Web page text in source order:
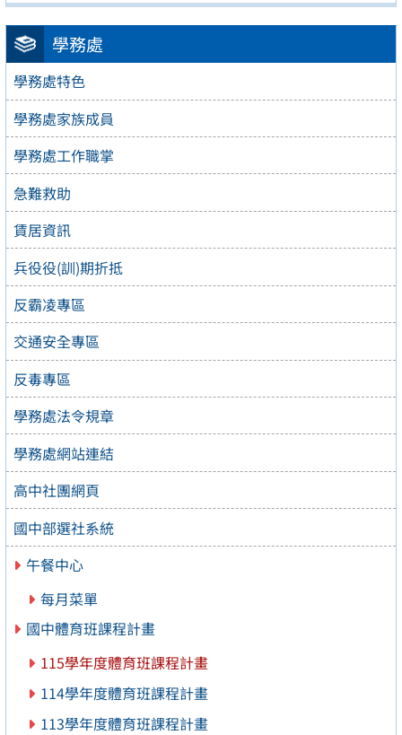
學務處
學務處特色
學務處家族成員
學務處工作職掌
急難救助
賃居資訊
兵役役(訓)期折抵
反霸凌專區
交通安全專區
反毒專區
學務處法令規章
學務處網站連結
高中社團網頁
國中部選社系統
午餐中心
每月菜單
國中體育班課程計畫
115學年度體育班課程計畫
114學年度體育班課程計畫
113學年度體育班課程計畫